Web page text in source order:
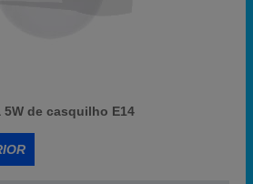
5W de casquilho E14